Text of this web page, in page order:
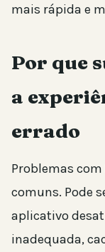
mais rápida e
Por que
a
errado
Problemas com
comuns. Pode
aplicativo
inadequada,